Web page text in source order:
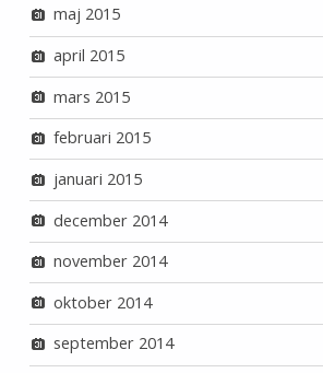
maj 2015
april 2015
mars 2015
februari 2015
januari 2015
december 2014
november 2014
oktober 2014
september 2014